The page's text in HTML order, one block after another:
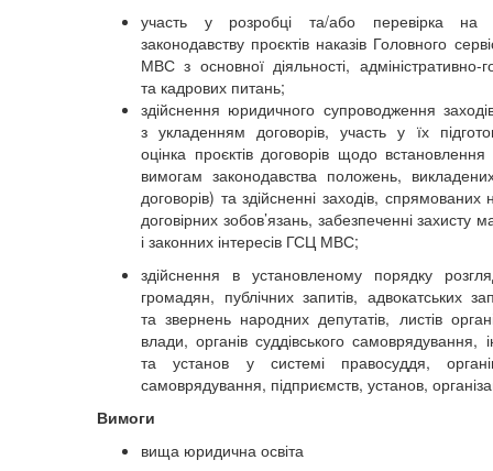
участь у розробці та/або перевірка на
законодавству проєктів наказів Головного
МВС з основної діяльності, адміністративно-
та кадрових питань;
здійснення юридичного супроводження
з укладенням договорів, участь у їх
оцінка проєктів договорів щодо встановлення
вимогам законодавства положень,
договорів) та здійсненні заходів,
договірних зобов’язань, забезпеченні захисту
і законних інтересів ГСЦ МВС;
здійснення в установленому порядку
громадян, публічних запитів, адвокатських
та звернень народних депутатів, листів
влади, органів суддівського самоврядування,
та установ у системі правосуддя,
самоврядування, підприємств, установ,
Вимоги
вища юридична освіта